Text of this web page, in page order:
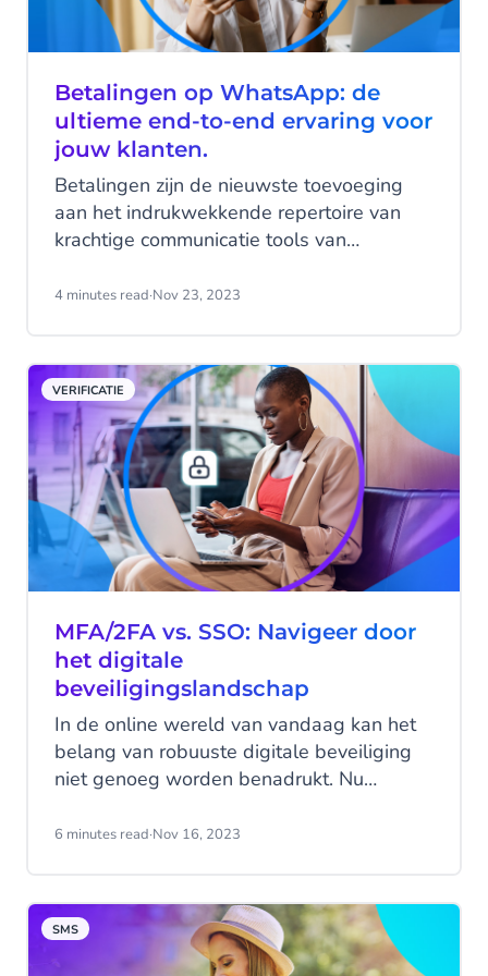
Betalingen op WhatsApp: de
ultieme end-to-end ervaring voor
jouw klanten.
Betalingen zijn de nieuwste toevoeging
aan het indrukwekkende repertoire van
krachtige communicatie tools van
blog leggen we uit hoe betalingen op
4 minutes read·Nov 23, 2023
VERIFICATIE
MFA/2FA vs. SSO: Navigeer door
het digitale
beveiligingslandschap
In de online wereld van vandaag kan het
belang van robuuste digitale beveiliging
niet genoeg worden benadrukt. Nu
toenemende cyberbedreigingen, wordt de
6 minutes read·Nov 16, 2023
SMS